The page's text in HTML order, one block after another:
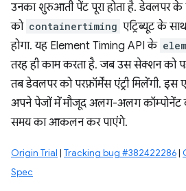
उनका शुरुआती पेंट पूरा होता है. डेवलपर
को containertiming एट्रिब्यूट के
होगा. यह Element Timing API के
तरह ही काम करता है. जब उस सेक्शन को
तब डेवलपर को परफ़ॉर्मेंस एंट्री मिलेंगी.
अपने पेजों में मौजूद अलग-अलग कॉम्पोनेंट
समय का आकलन कर पाएंगे.
Origin Trial | Tracking bug #382422286|
Spec